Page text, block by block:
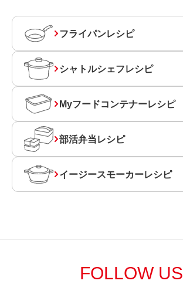
フライパンレシピ
シャトルシェフレシピ
Myフードコンテナーレシピ
部活弁当レシピ
イージースモーカーレシピ
FOLLOW US